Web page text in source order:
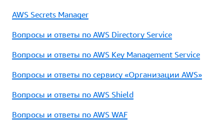
AWS Secrets Manager
Вопросы и ответы по AWS Directory Service
Вопросы и ответы по AWS Key Management Service
Вопросы и ответы по сервису «Организации AWS»
Вопросы и ответы по AWS Shield
Вопросы и ответы по AWS WAF